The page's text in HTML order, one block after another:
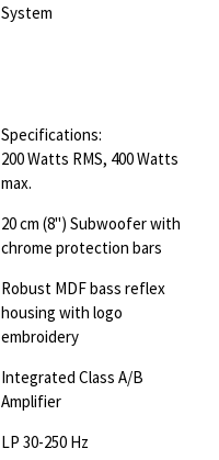
System
Specifications:
200 Watts RMS, 400 Watts
max.
20 cm (8") Subwoofer with
chrome protection bars
Robust MDF bass reflex
housing with logo
embroidery
Integrated Class A/B
Amplifier
LP 30-250 Hz